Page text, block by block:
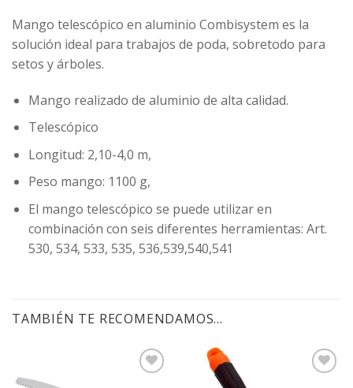
Mango telescópico en aluminio Combisystem es la
solución ideal para trabajos de poda, sobretodo para
setos y árboles.
Mango realizado de aluminio de alta calidad.
Telescópico
Longitud: 2,10-4,0 m,
Peso mango: 1100 g,
El mango telescópico se puede utilizar en
combinación con seis diferentes herramientas: Art.
530, 534, 533, 535, 536,539,540,541
TAMBIÉN TE RECOMENDAMOS…